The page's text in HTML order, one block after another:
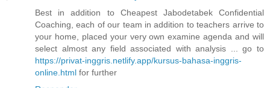
Best in addition to Cheapest Jabodetabek Confidential
Coaching, each of our team in addition to teachers arrive to
your home, placed your very own examine agenda and will
select almost any field associated with analysis ... go to
https://privat-inggris.netlify.app/kursus-bahasa-inggris-
online.html for further